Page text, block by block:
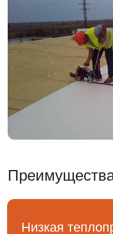
Низкое
БАТЭПЛЕКС благодаря
теплопроводность
Низкая
Теплопроводность
любого
Теплопроводность
причем он стабилен в
срока и при различных
Преимущества